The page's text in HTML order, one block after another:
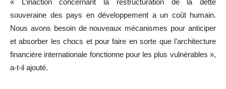
« L’inaction concernant la restructuration de la dette
souveraine des pays en développement a un coût humain.
Nous avons besoin de nouveaux mécanismes pour anticiper
et absorber les chocs et pour faire en sorte que l’architecture
financière internationale fonctionne pour les plus vulnérables »,
a-t-il ajouté.